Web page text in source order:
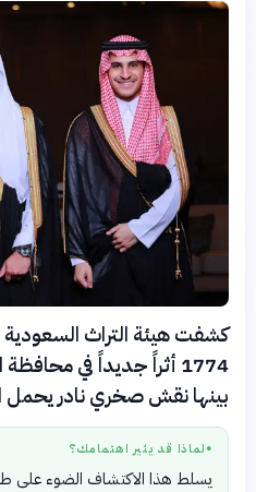
1774 أثراً جديداً في
بينها نقش صخري نادر يحمل
لماذا قد يثير اهتمامك؟
يسلط هذا الاكتشاف الضوء على